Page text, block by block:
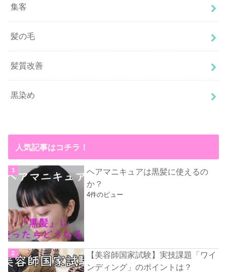
集客
髪の毛
髪質改善
黒染め
人気記事はコチラ！
ヘアマニキュアは黒髪に使えるの
か？
4件のビュー
【美容師国家試験】実技課題「ワイ
ンディング」のポイントは？